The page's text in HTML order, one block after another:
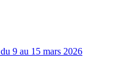
9 au 15 mars 2026